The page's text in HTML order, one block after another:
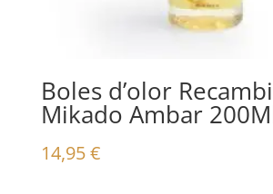
Boles d’olor
Mikado Ambar
14,95€